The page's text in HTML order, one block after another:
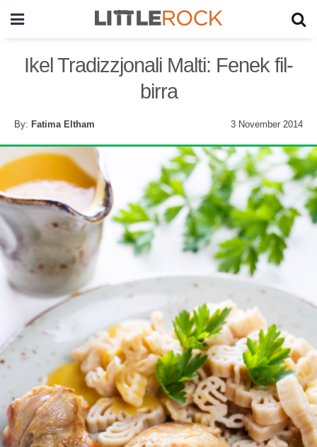
Ikel Tradizzjonali Malti: Fenek fil-
birra
By: Fatima Eltham 3 November 2014